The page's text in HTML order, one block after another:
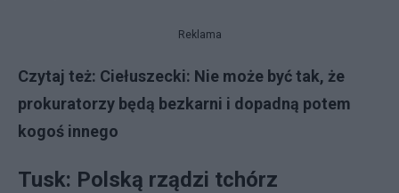
Reklama
Czytaj też: Ciełuszecki: Nie może być tak, że
prokuratorzy będą bezkarni i dopadną potem
kogoś innego
Tusk: Polską rządzi tchórz